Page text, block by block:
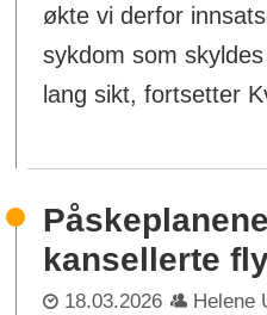
økte vi derfor
sykdom som
lang sikt, fortsetter
kansellerte
18.03.2026 Helene